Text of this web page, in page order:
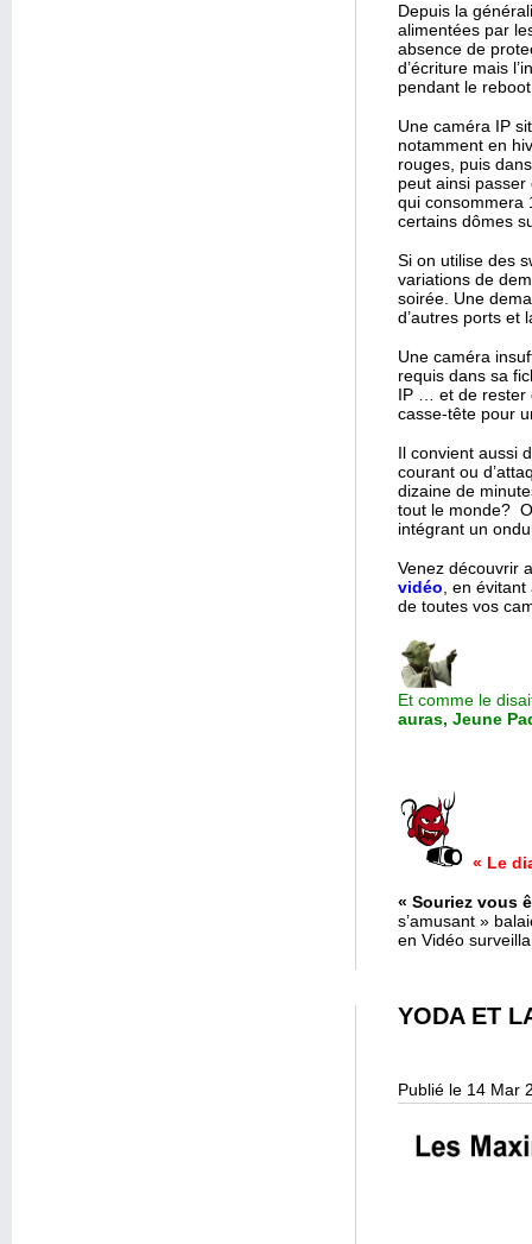
Depuis la
alimentées par
absence de
d’écriture mais
pendant le
Une caméra IP
notamment en
rouges, puis
peut ainsi
qui consommera
certains dômes
Si on utilise des
variations de
soirée. Une
d’autres ports et
Une caméra
requis dans sa
IP … et de rester
casse-tête pour
Il convient aussi
courant ou
dizaine de
tout le monde?
intégrant un
Venez découvrir
vidéo , en
de toutes vos
Et comme le
auras, Jeune
« Le
« Souriez vous
s’amusant »
en Vidéo
YODA ET
Publié le 14 Mar